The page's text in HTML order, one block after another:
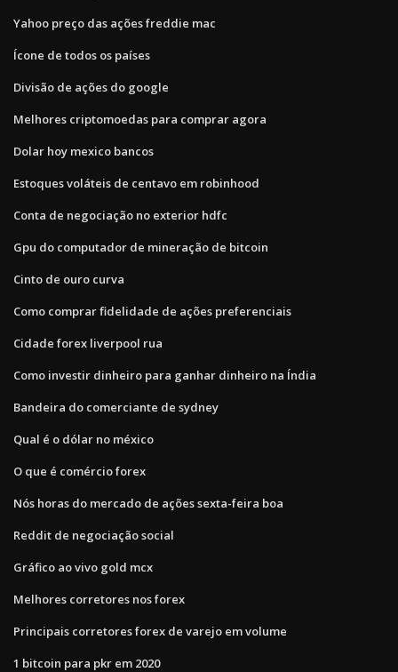
Yahoo preço das ações freddie mac
Ícone de todos os países
Divisão de ações do google
Melhores criptomoedas para comprar agora
Dolar hoy mexico bancos
Estoques voláteis de centavo em robinhood
Conta de negociação no exterior hdfc
Gpu do computador de mineração de bitcoin
Cinto de ouro curva
Como comprar fidelidade de ações preferenciais
Cidade forex liverpool rua
Como investir dinheiro para ganhar dinheiro na Índia
Bandeira do comerciante de sydney
Qual é o dólar no méxico
O que é comércio forex
Nós horas do mercado de ações sexta-feira boa
Reddit de negociação social
Gráfico ao vivo gold mcx
Melhores corretores nos forex
Principais corretores forex de varejo em volume
1 bitcoin para pkr em 2020